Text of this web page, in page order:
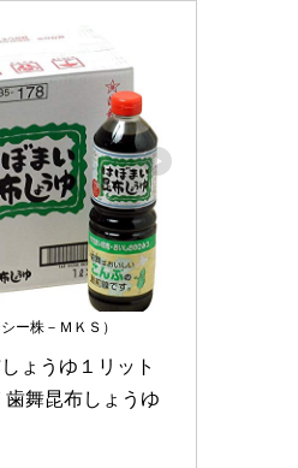
ー株－ＭＫＳ）
ょうゆ１リット
歯舞昆布しょうゆ